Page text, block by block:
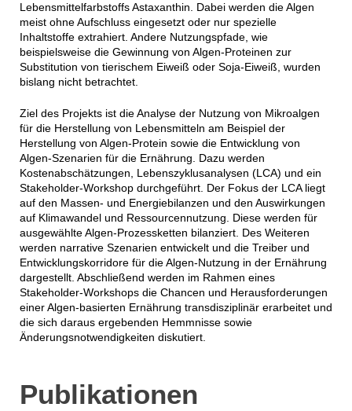
Lebensmittelfarbstoffs Astaxanthin. Dabei werden die Algen
meist ohne Aufschluss eingesetzt oder nur spezielle
Inhaltstoffe extrahiert. Andere Nutzungspfade, wie
beispielsweise die Gewinnung von Algen-Proteinen zur
Substitution von tierischem Eiweiß oder Soja-Eiweiß, wurden
bislang nicht betrachtet.
Ziel des Projekts ist die Analyse der Nutzung von Mikroalgen
für die Herstellung von Lebensmitteln am Beispiel der
Herstellung von Algen-Protein sowie die Entwicklung von
Algen-Szenarien für die Ernährung. Dazu werden
Kostenabschätzungen, Lebenszyklusanalysen (LCA) und ein
Stakeholder-Workshop durchgeführt. Der Fokus der LCA liegt
auf den Massen- und Energiebilanzen und den Auswirkungen
auf Klimawandel und Ressourcennutzung. Diese werden für
ausgewählte Algen-Prozessketten bilanziert. Des Weiteren
werden narrative Szenarien entwickelt und die Treiber und
Entwicklungskorridore für die Algen-Nutzung in der Ernährung
dargestellt. Abschließend werden im Rahmen eines
Stakeholder-Workshops die Chancen und Herausforderungen
einer Algen-basierten Ernährung transdisziplinär erarbeitet und
die sich daraus ergebenden Hemmnisse sowie
Änderungsnotwendigkeiten diskutiert.
Publikationen